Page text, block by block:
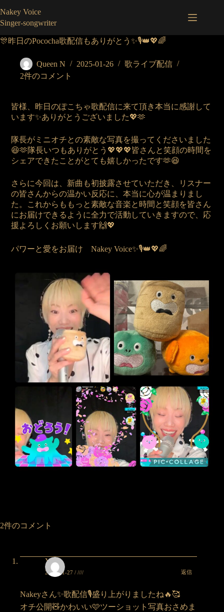
ン
テ
ン
ツ
Nakey Voice
Singer-songwriter
🎊昨日のPococha歌配信もありがとう✨🎙️👑💖🌈
Queen N 2025-01-26
歌ライブ配信
2件のコメント
皆様、昨日のぽこちゃ歌配信に来て頂き本当に感謝して
います✨ありがとうございました💖🫶
隊長がミニオチとの素敵な写真を撮ってくださいました
😆🫶隊長いつもありがとう💖💖💖皆さんと笑顔の時間を
シェアできたことがとても嬉しかったです🫶😆
さらに今回は、新曲も初披露させていただき、
リスナー
の皆さんからの温かい反応に、本当に心が温まりまし
た。これからももっと素敵な音楽と時間と笑顔を皆さん
にお届けできるように全力で活動していきますので、応
援よろしくお願いします🙌💖
パワーと愛をお届け Nakey Voice✨🎙️👑💖🌈
2件のコメント
Yuka
2025-01-27 / //// 返信
Nakeyさん✨歌配信🎙️盛り上がりましたね🔥🥰
オチ公開🧸かわいい🩷ツーショット写真おさめま